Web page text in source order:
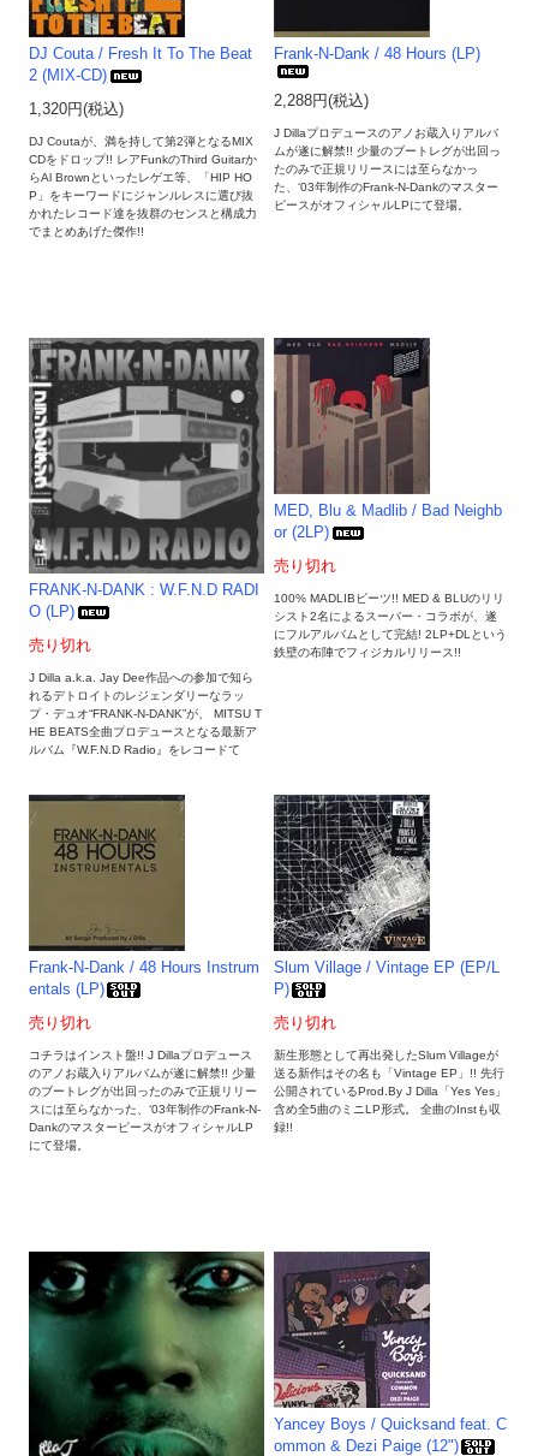
DJ Couta / Fresh It To The Beat
2 (MIX-CD)
1,320円(税込)
DJ Coutaが、満を持して第2弾となるMIX
CDをドロップ!! レアFunkのThird Guitarか
らAl Brownといったレゲエ等、「HIP HO
P」をキーワードにジャンルレスに選び抜
かれたレコード達を抜群のセンスと構成力
でまとめあげた傑作!!
Frank-N-Dank / 48 Hours (LP)
2,288円(税込)
J Dillaプロデュースのアノお蔵入りアルバ
ムが遂に解禁!! 少量のブートレグが出回っ
たのみで正規リリースには至らなかっ
た、‘03年制作のFrank-N-Dankのマスター
ピースがオフィシャルLPにて登場。
FRANK-N-DANK : W.F.N.D RADI
O (LP)
売り切れ
J Dilla a.k.a. Jay Dee作品への参加で知ら
れるデトロイトのレジェンダリーなラッ
プ・デュオ“FRANK-N-DANK”が、 MITSU T
HE BEATS全曲プロデュースとなる最新ア
ルバム『W.F.N.D Radio』をレコードて
MED, Blu & Madlib / Bad Neighb
or (2LP)
売り切れ
100% MADLIBビーツ!! MED & BLUのリリ
シスト2名によるスーパー・コラボが、遂
にフルアルバムとして完結! 2LP+DLという
鉄壁の布陣でフィジカルリリース!!
Frank-N-Dank / 48 Hours Instrum
entals (LP)
売り切れ
コチラはインスト盤!! J Dillaプロデュース
のアノお蔵入りアルバムが遂に解禁!! 少量
のブートレグが出回ったのみで正規リリー
スには至らなかった、‘03年制作のFrank-N-
DankのマスターピースがオフィシャルLP
にて登場。
Slum Village / Vintage EP (EP/L
P)
売り切れ
新生形態として再出発したSlum Villageが
送る新作はその名も「Vintage EP」!! 先行
公開されているProd.By J Dilla「Yes Yes」
含め全5曲のミニLP形式。 全曲のInstも収
録!!
Yancey Boys / Quicksand feat. C
ommon & Dezi Paige (12")